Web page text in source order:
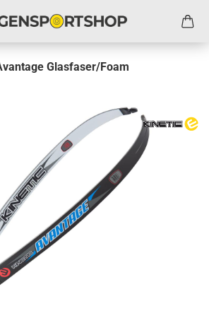
Glasfaser/Foam